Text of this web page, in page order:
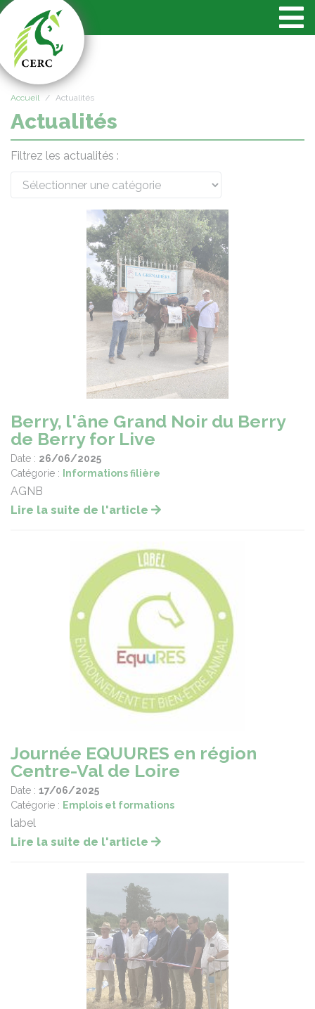
Accueil Actualités
Actualités
Filtrez les actualités :
Berry, l'âne Grand Noir du Berry
de Berry for Live
Date : 26/06/2025
Catégorie :
Informations filière
AGNB
Lire la suite de l'article
Journée EQUURES en région
Centre-Val de Loire
Date : 17/06/2025
Catégorie : Emplois et formations
label
Lire la suite de l'article
Panneau de gestion des cookies